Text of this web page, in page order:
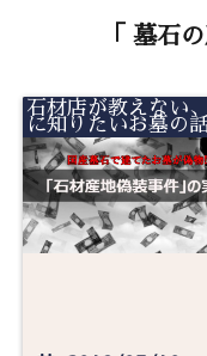
「 墓石
石材店が教えない
に知りたいお墓の